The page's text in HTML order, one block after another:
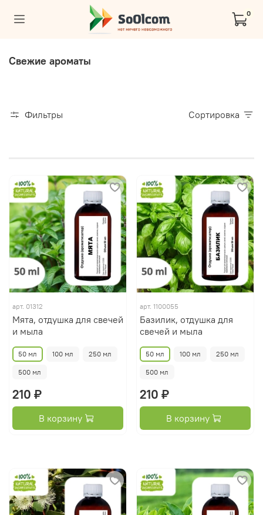
0
Свежие ароматы
Фильтры Сортировка
арт. 01312
Мята, отдушка для свечей
и мыла
50 мл 100 мл 250 мл
500 мл
210 ₽
В корзину
арт. 1100055
Базилик, отдушка для
свечей и мыла
50 мл 100 мл 250 мл
500 мл
210 ₽
В корзину